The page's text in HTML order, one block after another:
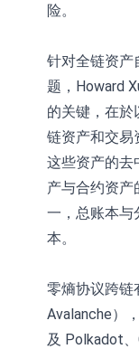
险。
针对全链资产
题，Howard
的关键，在於
链资产和交易
这些资产的去
产与合约资产
一，总账本与
本。
零熵协议跨链
Avalanche）
及 Polkadot